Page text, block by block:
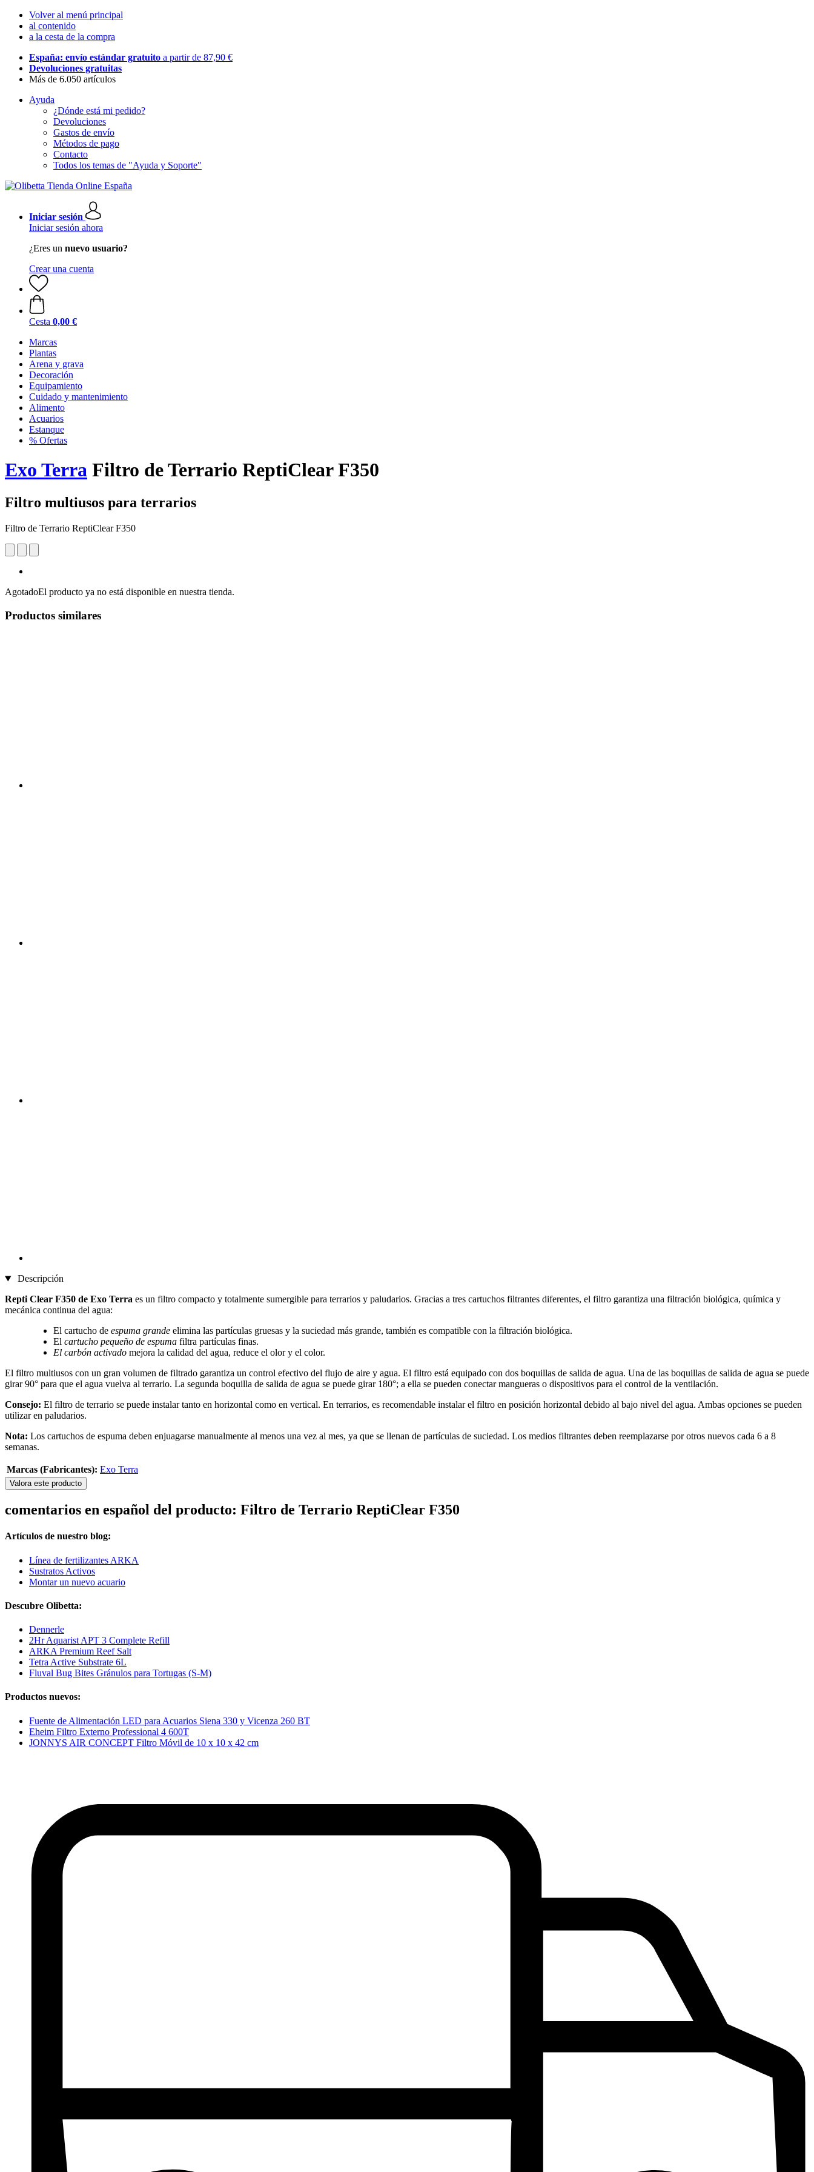
Volver al menú principal
al contenido
a la cesta de la compra
España: envío estándar gratuito a partir de 87,90 €
Devoluciones gratuitas
Más de 6.050 artículos
Ayuda
¿Dónde está mi pedido?
Devoluciones
Gastos de envío
Métodos de pago
Contacto
Todos los temas de "Ayuda y Soporte"
Iniciar sesión
Iniciar sesión ahora
¿Eres un nuevo usuario?
Crear una cuenta
Cesta 0,00 €
Marcas
Plantas
Arena y grava
Decoración
Equipamiento
Cuidado y mantenimiento
Alimento
Acuarios
Estanque
% Ofertas
Exo Terra Filtro de Terrario ReptiClear F350
Filtro multiusos para terrarios
Filtro de Terrario ReptiClear F350
AgotadoEl producto ya no está disponible en nuestra tienda.
Productos similares
Descripción
Repti Clear F350 de Exo Terra es un filtro compacto y totalmente sumergible para terrarios y paludarios. Gracias a tres cartuchos filtrantes diferentes, el filtro garantiza una filtración biológica, química y
mecánica continua del agua:
El cartucho de espuma grande elimina las partículas gruesas y la suciedad más grande, también es compatible con la filtración biológica.
El cartucho pequeño de espuma filtra partículas finas.
El carbón activado mejora la calidad del agua, reduce el olor y el color.
El filtro multiusos con un gran volumen de filtrado garantiza un control efectivo del flujo de aire y agua. El filtro está equipado con dos boquillas de salida de agua. Una de las boquillas de salida de agua se puede
girar 90° para que el agua vuelva al terrario. La segunda boquilla de salida de agua se puede girar 180°; a ella se pueden conectar mangueras o dispositivos para el control de la ventilación.
Consejo: El filtro de terrario se puede instalar tanto en horizontal como en vertical. En terrarios, es recomendable instalar el filtro en posición horizontal debido al bajo nivel del agua. Ambas opciones se pueden
utilizar en paludarios.
Nota: Los cartuchos de espuma deben enjuagarse manualmente al menos una vez al mes, ya que se llenan de partículas de suciedad. Los medios filtrantes deben reemplazarse por otros nuevos cada 6 a 8
semanas.
Marcas (Fabricantes): Exo Terra
Valora este producto
comentarios en español del producto: Filtro de Terrario ReptiClear F350
Artículos de nuestro blog:
Línea de fertilizantes ARKA
Sustratos Activos
Montar un nuevo acuario
Descubre Olibetta:
Dennerle
2Hr Aquarist APT 3 Complete Refill
ARKA Premium Reef Salt
Tetra Active Substrate 6L
Fluval Bug Bites Gránulos para Tortugas (S-M)
Productos nuevos:
Fuente de Alimentación LED para Acuarios Siena 330 y Vicenza 260 BT
Eheim Filtro Externo Professional 4 600T
JONNYS AIR CONCEPT Filtro Móvil de 10 x 10 x 42 cm